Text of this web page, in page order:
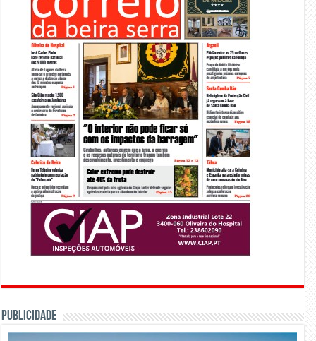
PUBLICIDADE